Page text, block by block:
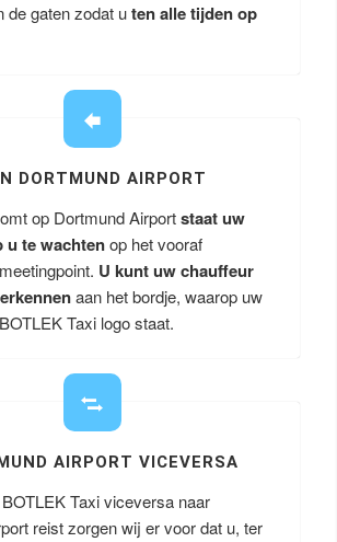
de gaten zodat uten alle tijden op
DORTMUND AIRPORT
op Dortmund Airportstaat uw
u te wachtenop het vooraf
U kunt uw chauffeur
aan het bordje, waarop uw
Taxi logo staat.
AIRPORT VICEVERSA
Taxi viceversa naar
reist zorgen wij er voor dat u, ter